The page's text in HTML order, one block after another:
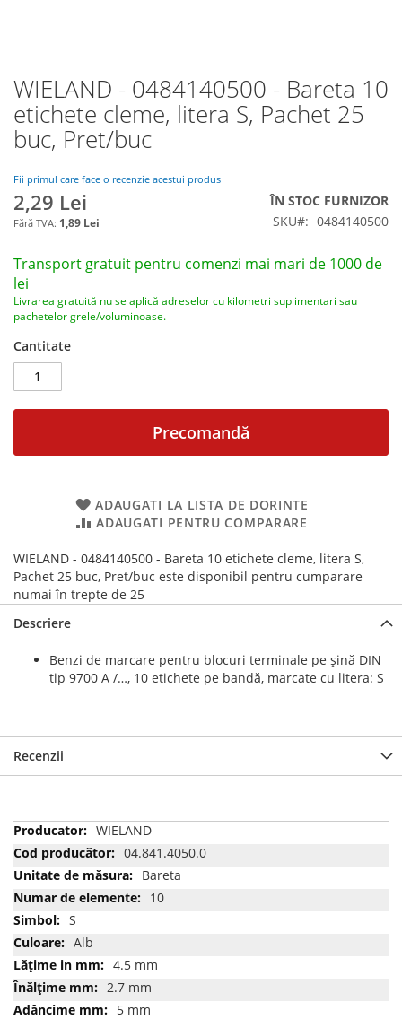
WIELAND - 0484140500 - Bareta 10
etichete cleme, litera S, Pachet 25
buc, Pret/buc
Fii primul care face o recenzie acestui produs
2,29 Lei
1,89 Lei
ÎN STOC FURNIZOR
SKU
0484140500
Transport gratuit pentru comenzi mai mari de 1000 de
lei
Livrarea gratuită nu se aplică adreselor cu kilometri suplimentari sau
pachetelor grele/voluminoase.
Cantitate
Precomandă
ADAUGATI LA LISTA DE DORINTE
ADAUGATI PENTRU COMPARARE
WIELAND - 0484140500 - Bareta 10 etichete cleme, litera S,
Pachet 25 buc, Pret/buc este disponibil pentru cumparare
numai în trepte de 25
Skip
to
the
beginning
the
images
gallery
Descriere
Benzi de marcare pentru blocuri terminale pe șină DIN
tip 9700 A /…, 10 etichete pe bandă, marcate cu litera: S
Recenzii
Mai
multe
informatii
WIELAND
04.841.4050.0
Bareta
10
S
Alb
4.5 mm
2.7 mm
5 mm